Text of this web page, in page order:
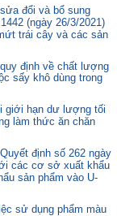
đổi và bổ sung
(ngày 26/3/2021)
trái cây và các sản
định về chất lượng
sấy khô dùng trong
giới hạn dư lượng tối
làm thức ăn chăn
định số 262 ngày
các cơ sở xuất khẩu
sản phẩm vào U-
sử dụng phẩm màu